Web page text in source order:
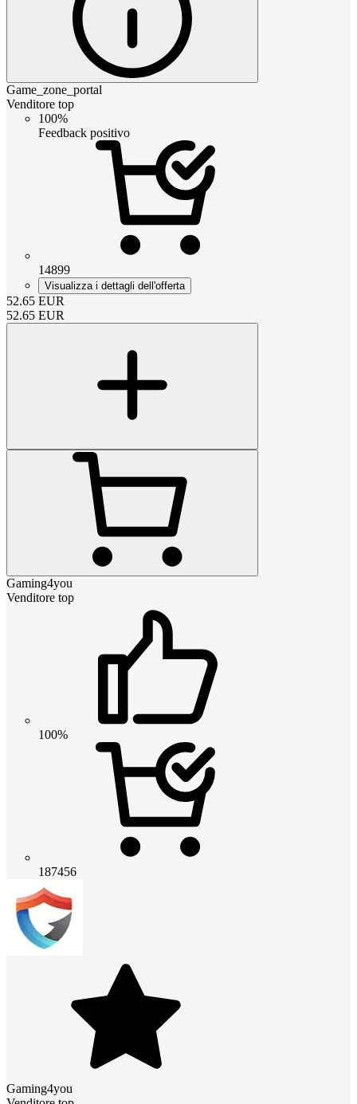
Game_zone_portal
Venditore top
100%
Feedback positivo
14899
Visualizza i dettagli dell'offerta
52.65 EUR
52.65 EUR
Gaming4you
Venditore top
100%
187456
Gaming4you